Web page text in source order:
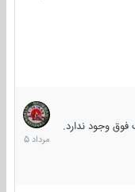
وجود ندارد.
7
مرداد
1405